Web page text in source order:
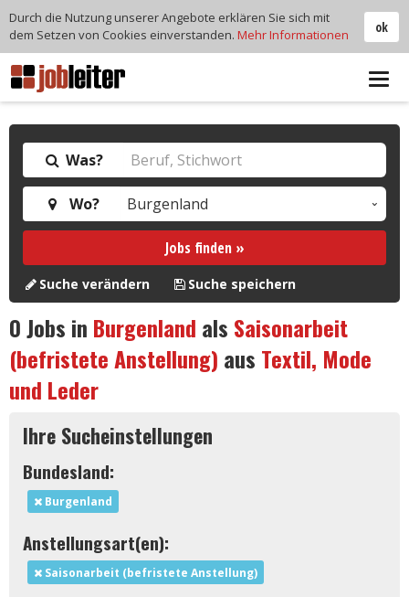
Was?
Wo?
Jobs finden »
Suche verändern Suche speichern
0Jobs in Burgenland als Saisonarbeit
(befristete Anstellung) aus Textil, Mode
und Leder
Ihre Sucheinstellungen
Bundesland:
Burgenland
Anstellungsart(en):
Saisonarbeit (befristete Anstellung)
ok
Durch die Nutzung unserer Angebote erklären Sie sich mit
dem Setzen von Cookies einverstanden. Mehr Informationen